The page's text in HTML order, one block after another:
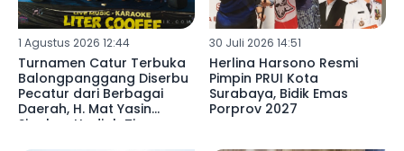
1 Agustus 2026 12:44
Turnamen Catur Terbuka
Balongpanggang Diserbu
Pecatur dari Berbagai
Daerah, H. Mat Yasin
Siapkan Hadiah Tiga
30 Juli 2026 14:51
Herlina Harsono Resmi
Pimpin PRUI Kota
Surabaya, Bidik Emas
Porprov 2027